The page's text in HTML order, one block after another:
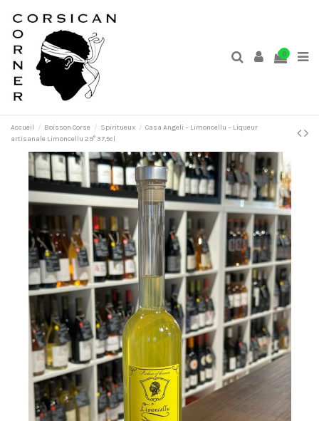
0
Accueil Boisson Corse Spiritueux
Casa Angeli – Limoncellu – Liqueur
artisanale Limoncellu 29° 37,5cl